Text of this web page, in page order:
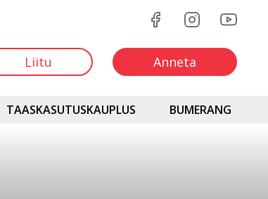
Liitu Anneta
TAASKASUTUSKAUPLUS BUMERANG